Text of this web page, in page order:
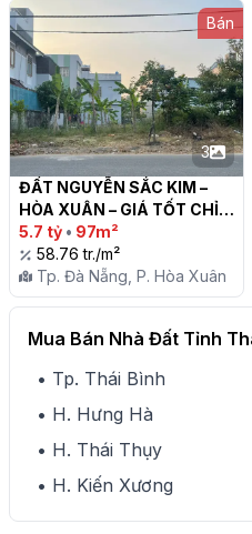
Bán
3
ĐẤT NGUYỄN SẮC KIM –
HÒA XUÂN – GIÁ TỐT CHỈ
5.7 TỶ!
5.7 tỷ • 97m²
58.76 tr./m²
Tp. Đà Nẵng, P. Hòa Xuân
Mua Bán Nhà Đất Tỉnh
• Tp. Thái Bình
• H. Hưng Hà
• H. Thái Thụy
• H. Kiến Xương